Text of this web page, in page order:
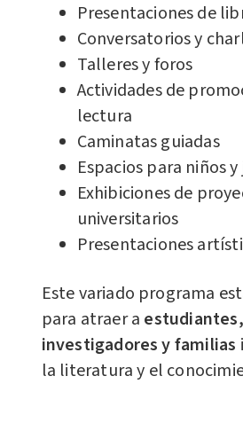
Presentaciones de
Conversatorios y
Talleres y foros
Actividades de
lectura
Caminatas guiadas
Espacios para niños
Exhibiciones de
universitarios
Presentaciones
Este variado programa
para atraer a
investigadores y familias
la literatura y el